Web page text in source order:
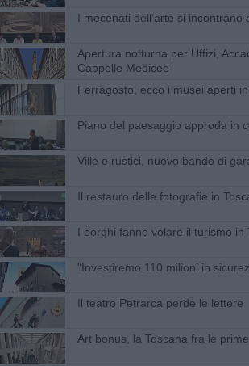
I mecenati dell'arte si incontrano
Apertura notturna per Uffizi,
Cappelle Medicee
Ferragosto, ecco i musei aperti
Piano del paesaggio approda in
Ville e rustici, nuovo bando di
Il restauro delle fotografie in
I borghi fanno volare il turismo in
"Investiremo 110 milioni in
Il teatro Petrarca perde le lettere
Art bonus, la Toscana fra le